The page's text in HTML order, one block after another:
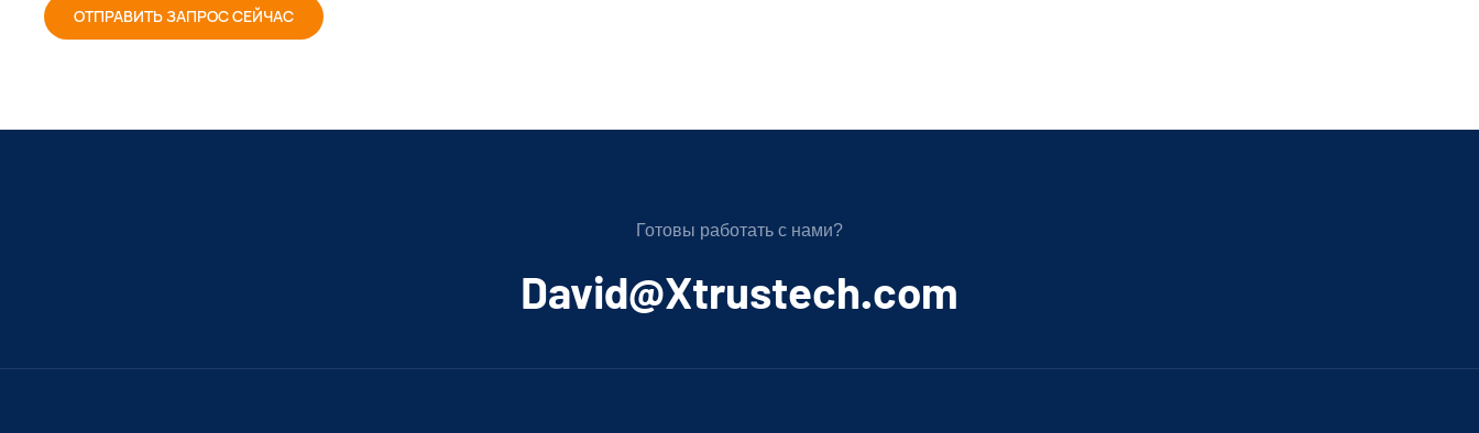
ОТПРАВИТЬ ЗАПРОС СЕЙЧАС
Готовы работать с нами?
﻿David@Xtrustech.com